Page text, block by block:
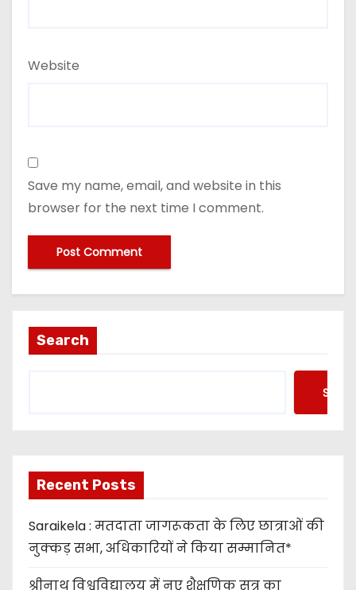
Website
Save my name, email, and website in this
browser for the next time I comment.
Search
Recent Posts
Saraikela : मतदाता जागरूकता के लिए छात्राओं की
नुक्कड़ सभा, अधिकारियों ने किया सम्मानित*
श्रीनाथ विश्वविद्यालय में नए शैक्षणिक सत्र का